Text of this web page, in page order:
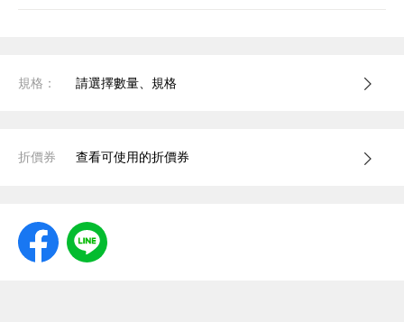
規格： 請選擇數量、規格
折價券 查看可使用的折價券